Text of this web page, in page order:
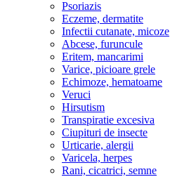
Psoriazis
Eczeme, dermatite
Infectii cutanate, micoze
Abcese, furuncule
Eritem, mancarimi
Varice, picioare grele
Echimoze, hematoame
Veruci
Hirsutism
Transpiratie excesiva
Ciupituri de insecte
Urticarie, alergii
Varicela, herpes
Rani, cicatrici, semne